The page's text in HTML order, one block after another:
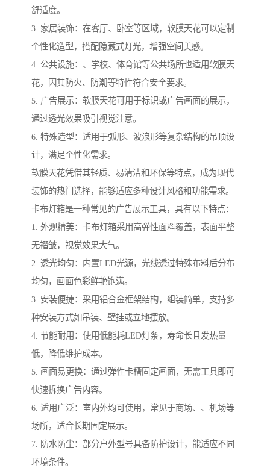
舒适度。
3. 家居装饰：在客厅、卧室等区域，软膜天花可以定制
个性化造型，搭配隐藏式灯光，增强空间美感。
4. 公共设施：、学校、体育馆等公共场所也适用软膜天
花，因其防火、防潮等特性符合安全要求。
5. 广告展示：软膜天花可用于标识或广告画面的展示，
通过透光效果吸引视觉注意。
6. 特殊造型：适用于弧形、波浪形等复杂结构的吊顶设
计，满足个性化需求。
软膜天花凭借其轻质、易清洁和环保等特点，成为现代
装饰的热门选择，能够适应多种设计风格和功能需求。
卡布灯箱是一种常见的广告展示工具，具有以下特点：
1. 外观精美：卡布灯箱采用高弹性面料覆盖，表面平整
无褶皱，视觉效果大气。
2. 透光均匀：内置LED光源，光线透过特殊布料后分布
均匀，画面色彩鲜艳饱满。
3. 安装便捷：采用铝合金框架结构，组装简单，支持多
种安装方式如吊装、壁挂或立地摆放。
4. 节能耐用：使用低能耗LED灯条，寿命长且发热量
低，降低维护成本。
5. 画面易更换：通过弹性卡槽固定画面，无需工具即可
快速拆换广告内容。
6. 适用广泛：室内外均可使用，常见于商场、、机场等
场所，适合长期固定展示。
7. 防水防尘：部分户外型号具备防护设计，能适应不同
环境条件。